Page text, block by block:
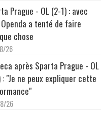
Prague - OL (2-1) : avec
a tenté de faire
chose
26
après Sparta Prague - OL
: "Je ne peux expliquer cette
26